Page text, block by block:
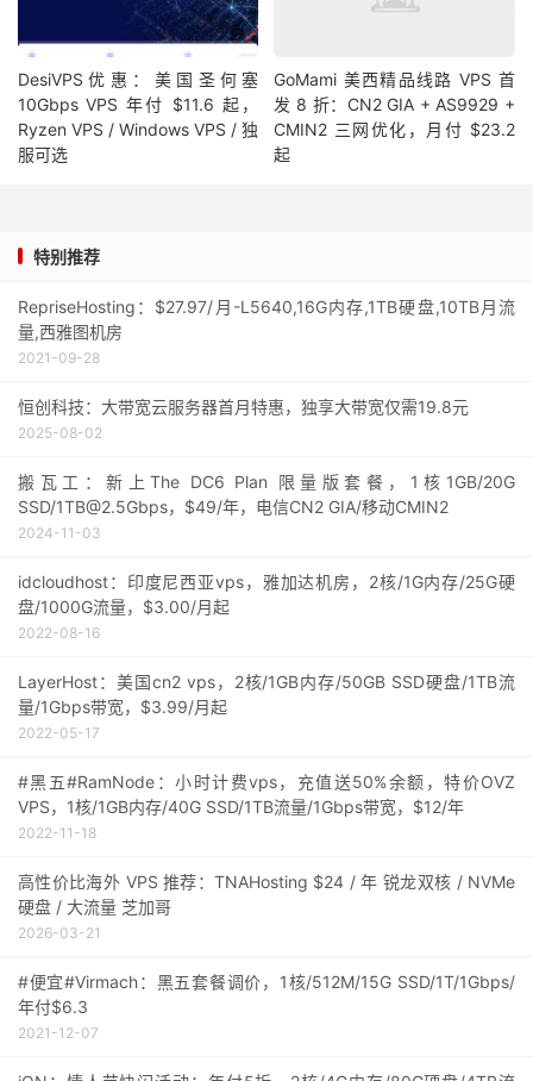
DesiVPS优惠：美国圣何塞
10Gbps VPS 年付 $11.6 起，
Ryzen VPS / Windows VPS / 独
服可选
GoMami 美西精品线路 VPS 首
发 8 折：CN2 GIA + AS9929 +
CMIN2 三网优化，月付 $23.2
起
特别推荐
RepriseHosting：$27.97/月-L5640,16G内存,1TB硬盘,10TB月流
量,西雅图机房
2021-09-28
恒创科技：大带宽云服务器首月特惠，独享大带宽仅需19.8元
2025-08-02
搬瓦工：新上The DC6 Plan 限量版套餐，1核1GB/20G
SSD/1TB@2.5Gbps，$49/年，电信CN2 GIA/移动CMIN2
2024-11-03
idcloudhost：印度尼西亚vps，雅加达机房，2核/1G内存/25G硬
盘/1000G流量，$3.00/月起
2022-08-16
LayerHost：美国cn2 vps，2核/1GB内存/50GB SSD硬盘/1TB流
量/1Gbps带宽，$3.99/月起
2022-05-17
#黑五#RamNode：小时计费vps，充值送50%余额，特价OVZ
VPS，1核/1GB内存/40G SSD/1TB流量/1Gbps带宽，$12/年
2022-11-18
高性价比海外 VPS 推荐：TNAHosting $24 / 年 锐龙双核 / NVMe
硬盘 / 大流量 芝加哥
2026-03-21
#便宜#Virmach：黑五套餐调价，1核/512M/15G SSD/1T/1Gbps/
年付$6.3
2021-12-07